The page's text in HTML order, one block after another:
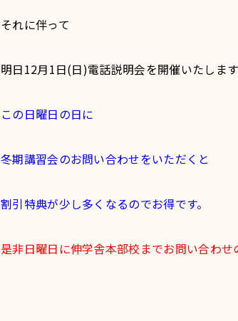
それに伴って
明日12月1日(日)電話説明会を開催いたします
この日曜日の日に
冬期講習会のお問い合わせをいただくと
割引特典が少し多くなるのでお得です。
是非日曜日に伸学舎本部校までお問い合わせ